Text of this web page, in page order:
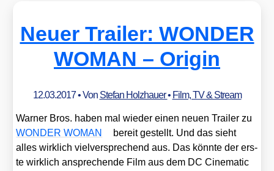
Neuer Trailer: WONDER
WOMAN – Origin
12.03.2017• Von Stefan Holzhauer• Film, TV & Stream
War­ner Bros. haben mal wie­der einen neu­en Trai­ler zu
WONDER WOMAN
bereit gestellt. Und das sieht
alles wirk­lich viel­ver­spre­chend aus. Das könn­te der ers­
te wirk­lich anspre­chen­de Film aus dem DC Cine­ma­tic